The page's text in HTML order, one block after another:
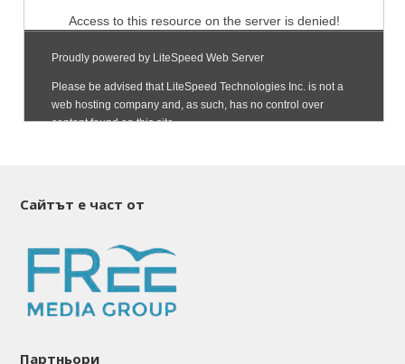
Сайтът е част от
Партньори